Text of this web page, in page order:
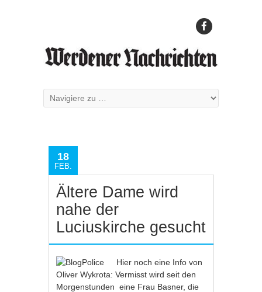
18
FEB.
Ältere Dame wird
nahe der
Luciuskirche gesucht
Hier noch eine Info von
Oliver Wykrota: Vermisst wird seit den
Morgenstunden eine Frau Basner, die